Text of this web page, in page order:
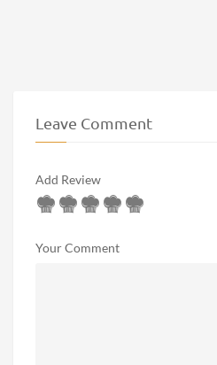
Leave Comment
Add Review
Your Comment